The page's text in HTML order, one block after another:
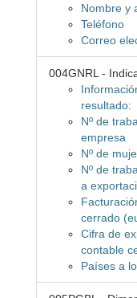
Nombre y
Teléfono
Correo
004GNRL -
resultado:
Nº de
empresa
Nº de
Nº de
a
cerrado
Cifra de
contable
Países a